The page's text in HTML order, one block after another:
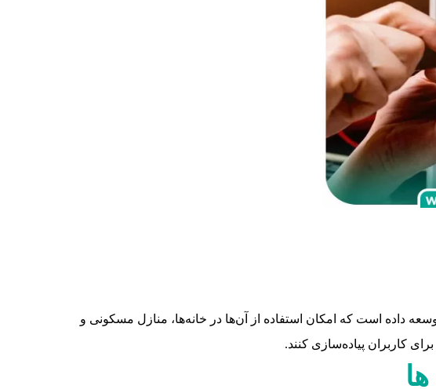
داده است که امکان استفاده از آن‌ها در خانه‌ها، منازل مسکونی و
کاربران پیاده‌سازی کنند.